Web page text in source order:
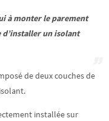
à monter le parement
d’installer un isolant
dedeux couches de
installée sur